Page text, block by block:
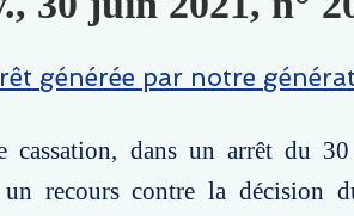
générée par notre
cassation, dans un arrêt du
un recours contre la décision